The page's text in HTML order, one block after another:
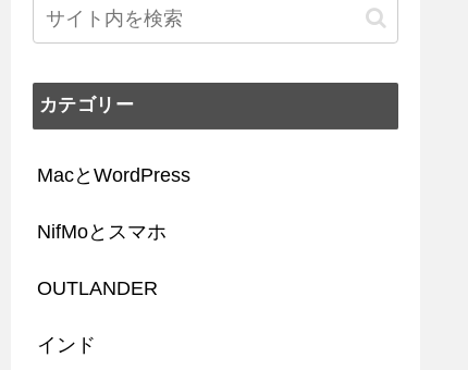
カテゴリー
MacとWordPress
NifMoとスマホ
OUTLANDER
インド